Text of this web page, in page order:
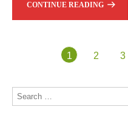
CONTINUE READING
1 2 3